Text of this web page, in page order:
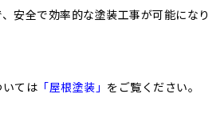
安全で効率的な塗装工事が可能になり
ては 「屋根塗装」 をご覧ください。